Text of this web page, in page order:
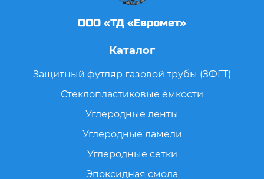
ООО «ТД «Евромет»
Каталог
Защитный футляр газовой трубы (ЗФГТ)
Стеклопластиковые ёмкости
Углеродные ленты
Углеродные ламели
Углеродные сетки
Эпоксидная смола